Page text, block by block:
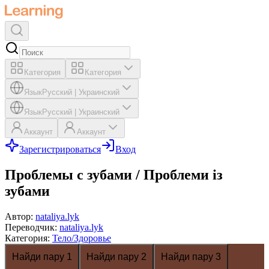
Категория Категория
ЯзыкРусский Украинский
ЯзыкРусский Украинский
Аккаунт Аккаунт
Зарегистрироваться Вход
Проблемы с зубами / Проблеми із
зубами
Автор: nataliya.lyk
Переводчик: nataliya.lyk
Категория: Тело/Здоровье
Найди пару 1
Найди пару 2 Найди пару 3